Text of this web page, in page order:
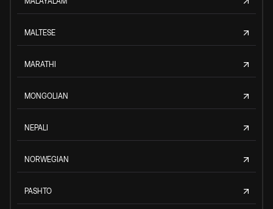
MALTESE
MARATHI
MONGOLIAN
NEPALI
NORWEGIAN
PASHTO